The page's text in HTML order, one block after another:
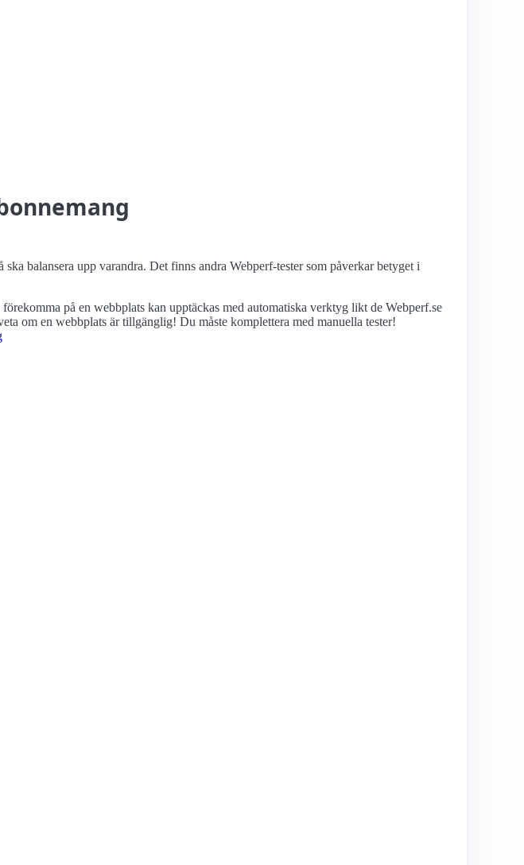
balansera upp varandra. Det finns andra Webperf-tester som påverkar betyget i
på en webbplats kan upptäckas med automatiska verktyg likt de Webperf.se
om en webbplats är tillgänglig! Du måste komplettera med manuella tester!